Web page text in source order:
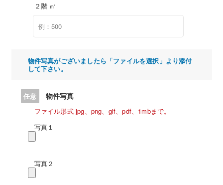
２階 ㎡
物件写真がございましたら「ファイルを選択」より添付
して下さい。
任意 物件写真
ファイル形式 jpg、png、gif、pdf、1mbまで。
写真１
写真２